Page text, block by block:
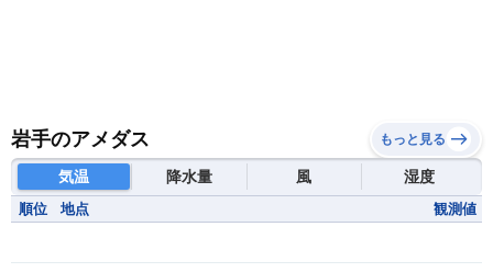
岩手のアメダス もっと見る
気温 降水量 風 湿度
順位 地点 観測値